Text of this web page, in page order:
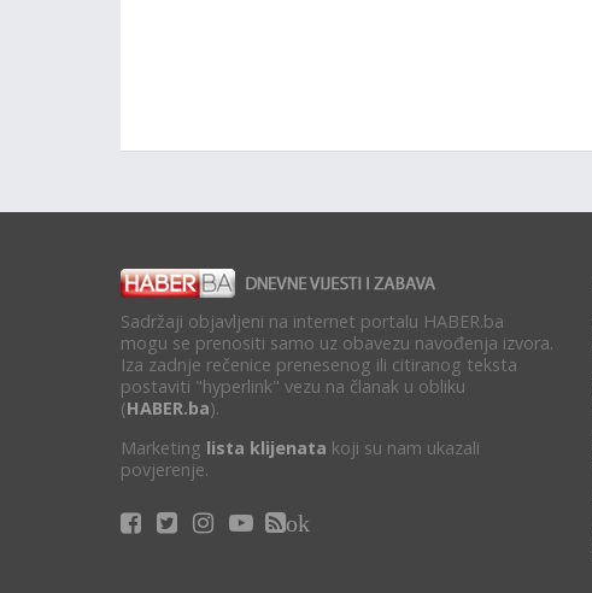
Sadržaji objavljeni na internet portalu HABER.ba
mogu se prenositi samo uz obavezu navođenja izvora.
Iza zadnje rečenice prenesenog ili citiranog teksta
postaviti "hyperlink" vezu na članak u obliku
(HABER.ba).
Marketing lista klijenata koji su nam ukazali
povjerenje.
ok